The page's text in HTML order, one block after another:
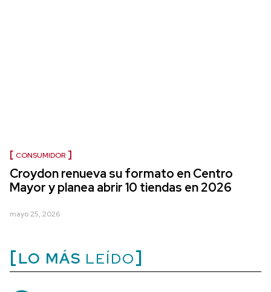
CONSUMIDOR
Croydon renueva su formato en Centro
Mayor y planea abrir 10 tiendas en 2026
mayo 25, 2026
LO MÁS LEÍDO